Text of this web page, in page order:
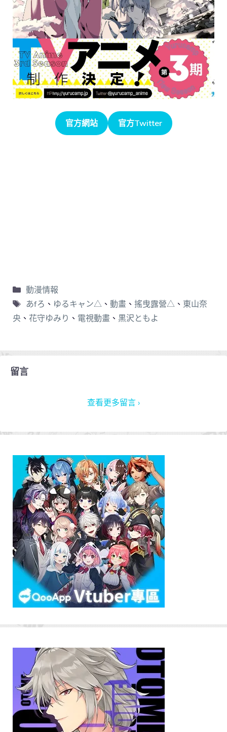
官方網站 官方Twitter
動漫情報
あfろ 、 ゆるキャン△ 、 動畫、 搖曳露營△ 、 東山奈
央 、 花守ゆみり 、 電視動畫 、 黒沢ともよ
留言
查看更多留言 ›